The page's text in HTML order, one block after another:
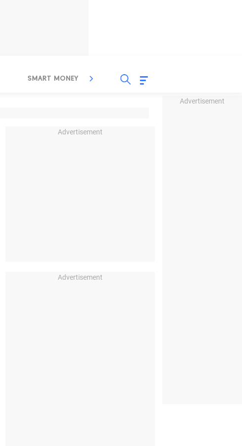
Advertisement
SMART MONEY INSPIRASI BISNIS
Advertisement
Advertisement